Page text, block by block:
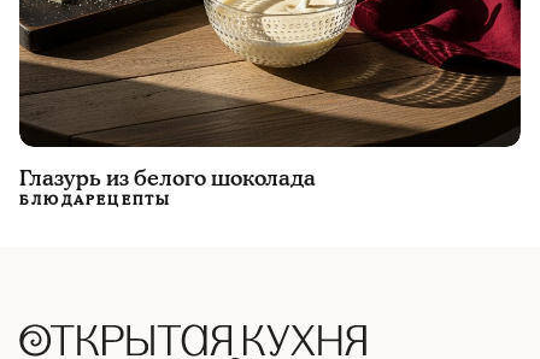
Глазурь из белого шоколада
БЛЮДАРЕЦЕПТЫ